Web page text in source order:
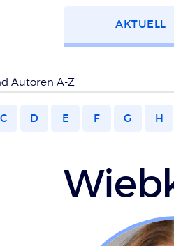
AKTUELL
Autoren A-Z
C D E F G H